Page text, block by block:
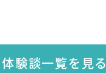
体験談一覧を見る